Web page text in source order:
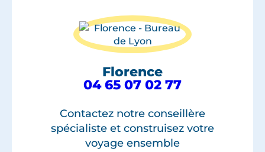
Florence
04 65 07 02 77
Contactez notre conseillère
spécialiste et construisez votre
voyage ensemble